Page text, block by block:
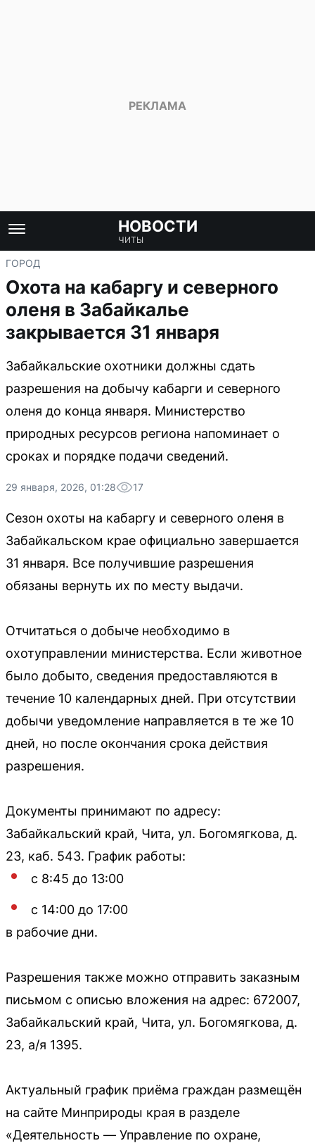
НОВОСТИ
ЧИТЫ
ГОРОД
Охота на кабаргу и северного
оленя в Забайкалье
закрывается 31 января
Забайкальские охотники должны сдать
разрешения на добычу кабарги и северного
оленя до конца января. Министерство
природных ресурсов региона напоминает о
сроках и порядке подачи сведений.
29 января, 2026, 01:28 17
Сезон охоты на кабаргу и северного оленя в
Забайкальском крае официально завершается
31 января. Все получившие разрешения
обязаны вернуть их по месту выдачи.
Отчитаться о добыче необходимо в
охотуправлении министерства. Если животное
было добыто, сведения предоставляются в
течение 10 календарных дней. При отсутствии
добычи уведомление направляется в те же 10
дней, но после окончания срока действия
разрешения.
Документы принимают по адресу:
Забайкальский край, Чита, ул. Богомягкова, д.
23, каб. 543. График работы:
с 8:45 до 13:00
с 14:00 до 17:00
в рабочие дни.
Разрешения также можно отправить заказным
письмом с описью вложения на адрес: 672007,
Забайкальский край, Чита, ул. Богомягкова, д.
23, а/я 1395.
Актуальный график приёма граждан размещён
на сайте Минприроды края в разделе
«Деятельность — Управление по охране,